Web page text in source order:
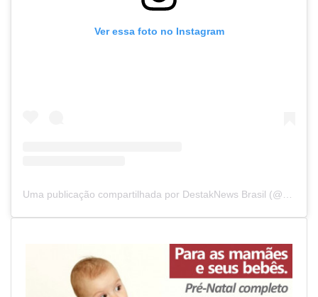
Ver essa foto no Instagram
Uma publicação compartilhada por DestakNews Brasil (@destaknewsbrasiloficial)